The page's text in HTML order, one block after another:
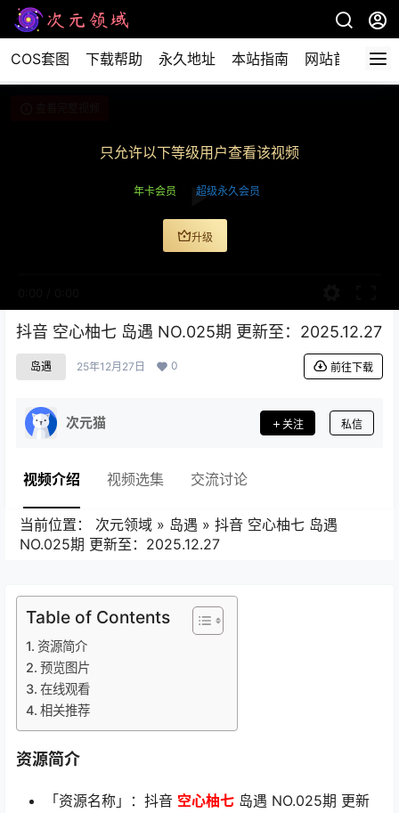
COS套图 下载帮助 永久地址 本站指南 网站首页
只允许以下等级用户查看该视频
年卡会员 超级永久会员
升级
抖音 空心柚七 岛遇 NO.025期 更新至：2025.12.27
岛遇 25年12月27日 0 前往下载
次元猫 关注 私信
视频介绍 视频选集 交流讨论
当前位置： 次元领域 » 岛遇 » 抖音 空心柚七 岛遇
NO.025期 更新至：2025.12.27
Table of Contents
资源简介
预览图片
在线观看
相关推荐
资源简介
「资源名称」：抖音 空心柚七 岛遇 NO.025期 更新